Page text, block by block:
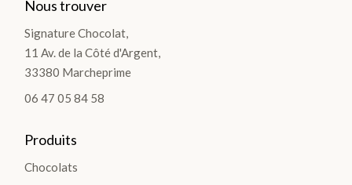
Nous trouver
Signature Chocolat,
11 Av. de la Côté d'Argent,
33380 Marcheprime
06 47 05 84 58
Produits
Chocolats